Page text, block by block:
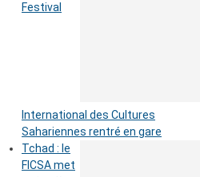
Festival
International des Cultures
Sahariennes rentré en gare
Tchad : le
FICSA met